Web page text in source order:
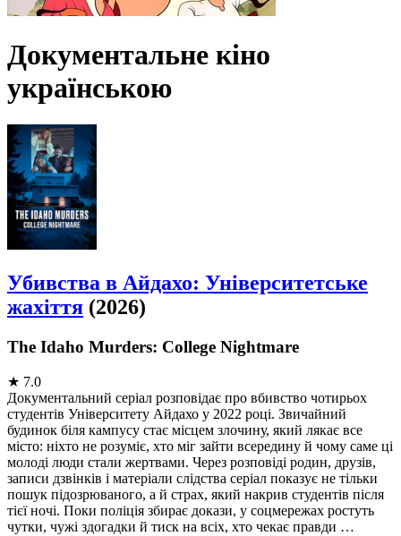
Документальне кіно
українською
Убивства в Айдахо: Університетське
жахіття (2026)
The Idaho Murders: College Nightmare
★ 7.0
Документальний серіал розповідає про вбивство чотирьох
студентів Університету Айдахо у 2022 році. Звичайний
будинок біля кампусу стає місцем злочину, який лякає все
місто: ніхто не розуміє, хто міг зайти всередину й чому саме ці
молоді люди стали жертвами. Через розповіді родин, друзів,
записи дзвінків і матеріали слідства серіал показує не тільки
пошук підозрюваного, а й страх, який накрив студентів після
тієї ночі. Поки поліція збирає докази, у соцмережах ростуть
чутки, чужі здогадки й тиск на всіх, хто чекає правди …